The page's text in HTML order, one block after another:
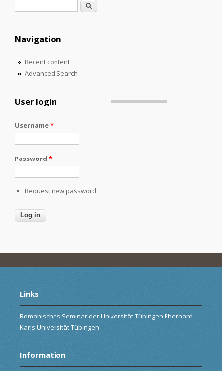
Search
Navigation
Recent content
Advanced Search
User login
Username*
Password *
Request new password
Links
Romanisches Seminar der Universität Tübingen Eberhard
Karls Universität Tübingen
Information